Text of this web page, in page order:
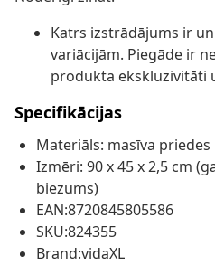
Katrs izstrādājums ir
variācijām. Piegāde ir
produkta ekskluzivitāti
Specifikācijas
Materiāls: masīva
Izmēri: 90 x 45 x 2,5 cm
biezums)
EAN:8720845805586
SKU:824355
Brand:vidaXL